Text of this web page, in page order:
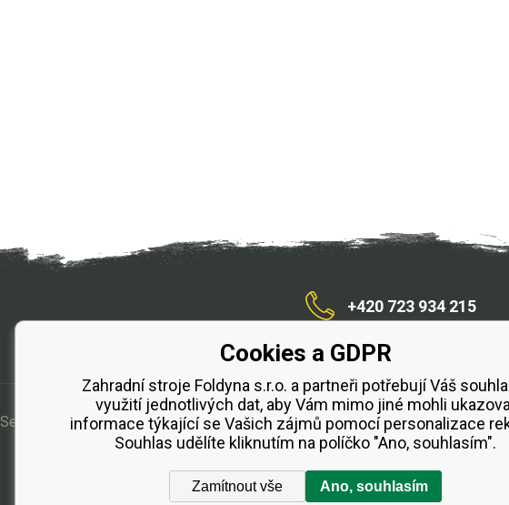
/zahradnístroje
+420 723 934 215
Servis Obchodní podmínky Splátkový prodej ESSOX
Cookies a GDPR
Zahradní stroje Foldyna s.r.o. a partneři potřebují Váš
využití jednotlivých dat, aby Vám mimo jiné mohli
informace týkající se Vašich zájmů pomocí personalizace
Souhlas udělíte kliknutím na políčko "Ano, souhlasím".
Zamítnout vše Ano, souhlasím